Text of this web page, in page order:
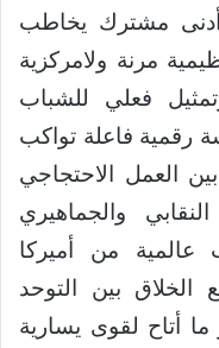
أدنى مشترك يخاطب
مرنة ولامركزية
فعلي للشباب
رقمية فاعلة تواكب
العمل الاحتجاجي
والجماهيري
عالمية من أميركا
الخلاق بين التوحد
أتاح لقوى يسارية